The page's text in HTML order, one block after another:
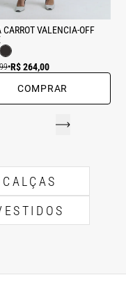
CARROT VALENCIA-OFF
•R$ 264,00
COMPRAR
CALÇAS